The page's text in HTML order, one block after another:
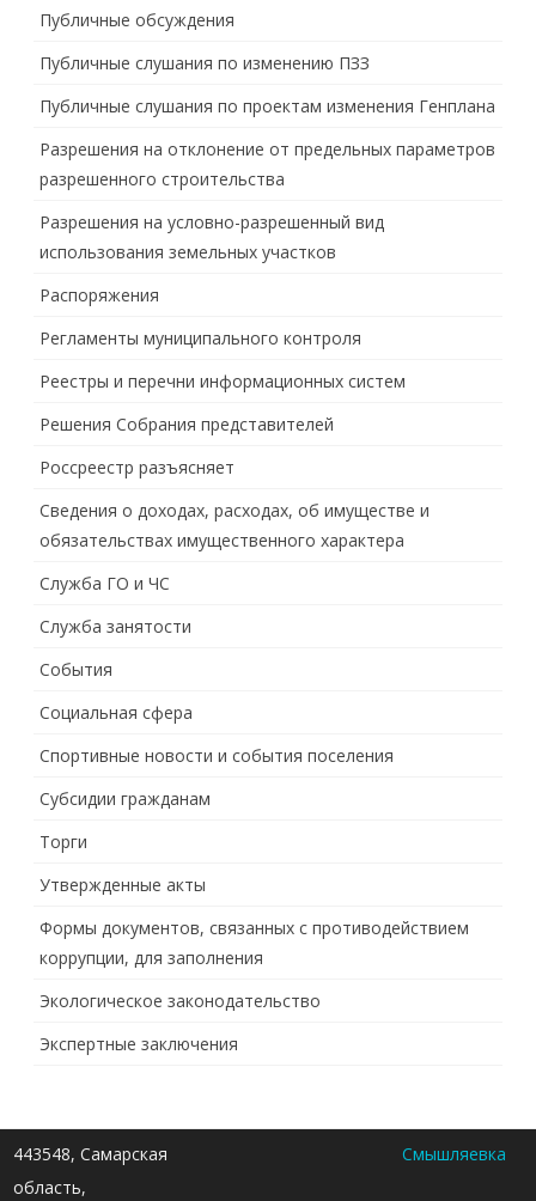
Публичные обсуждения
Публичные слушания по изменению ПЗЗ
Публичные слушания по проектам изменения Генплана
Разрешения на отклонение от предельных параметров
разрешенного строительства
Разрешения на условно-разрешенный вид
использования земельных участков
Распоряжения
Регламенты муниципального контроля
Реестры и перечни информационных систем
Решения Собрания представителей
Россреестр разъясняет
Сведения о доходах, расходах, об имуществе и
обязательствах имущественного характера
Служба ГО и ЧС
Служба занятости
События
Социальная сфера
Спортивные новости и события поселения
Субсидии гражданам
Торги
Утвержденные акты
Формы документов, связанных с противодействием
коррупции, для заполнения
Экологическое законодательство
Экспертные заключения
443548, Самарская
область,
Смышляевка